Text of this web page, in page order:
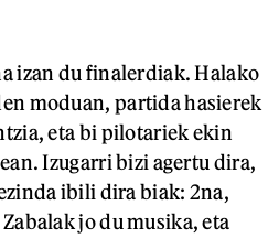
izan du finalerdiak. Halako
moduan, partida hasierek
eta bi pilotariek ekin
Izugarri bizi agertu dira,
ibili dira biak: 2na,
jo du musika, eta